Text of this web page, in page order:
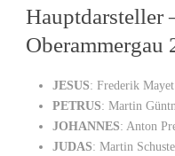
Hauptdarsteller
Oberammergau
JESUS: Frederik
PETRUS: Martin
JOHANNES: Anton
JUDAS: Martin